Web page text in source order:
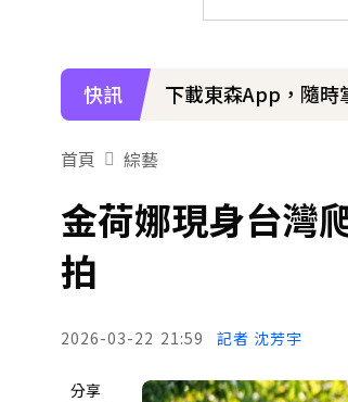
快訊 下載東森App，隨時
首頁 綜藝
金荷娜現身台灣
拍
2026-03-22 21:59 記者 沈芳宇
分享